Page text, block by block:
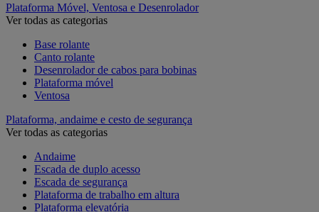
Plataforma Móvel, Ventosa e Desenrolador
Ver todas as categorias
Base rolante
Canto rolante
Desenrolador de cabos para bobinas
Plataforma móvel
Ventosa
Plataforma, andaime e cesto de segurança
Ver todas as categorias
Andaime
Escada de duplo acesso
Escada de segurança
Plataforma de trabalho em altura
Plataforma elevatória